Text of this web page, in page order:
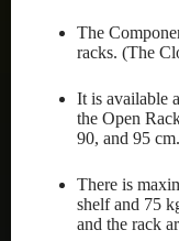
The
racks. (The
It is available
the Open
90, and 95
There is
shelf and 75
and the rack